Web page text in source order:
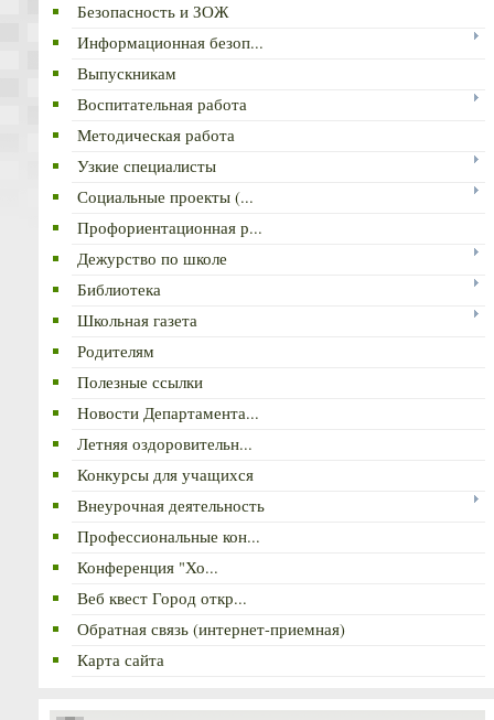
Безопасность и ЗОЖ
Информационная безоп...
Выпускникам
Воспитательная работа
Методическая работа
Узкие специалисты
Социальные проекты (...
Профориентационная р...
Дежурство по школе
Библиотека
Школьная газета
Родителям
Полезные ссылки
Новости Департамента...
Летняя оздоровительн...
Конкурсы для учащихся
Внеурочная деятельность
Профессиональные кон...
Конференция "Хо...
Веб квест Город откр...
Обратная связь (интернет-приемная)
Карта сайта